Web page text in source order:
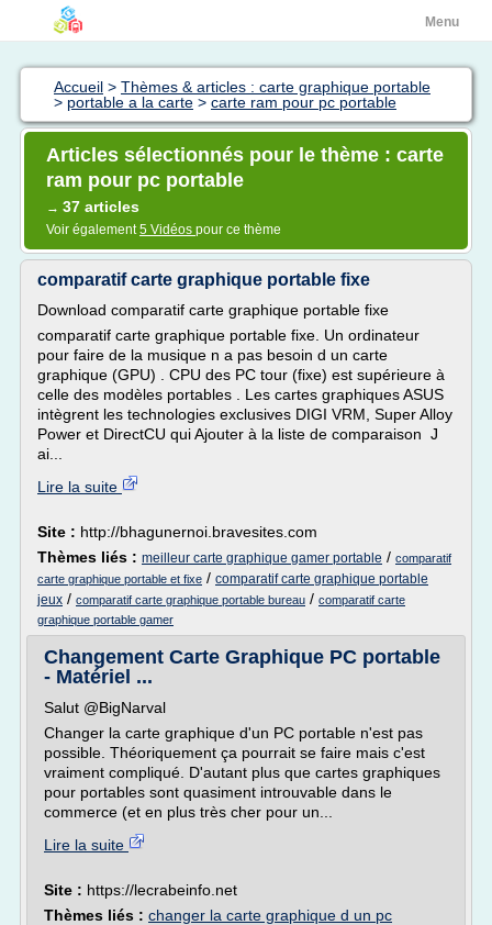
Menu
Accueil > Thèmes & articles : carte graphique portable
> portable a la carte > carte ram pour pc portable
Articles sélectionnés pour le thème : carte
ram pour pc portable
→ 37 articles
Voir également5 Vidéos pour ce thème
comparatif carte graphique portable fixe
Download comparatif carte graphique portable fixe
comparatif carte graphique portable fixe. Un ordinateur
pour faire de la musique n a pas besoin d un carte
graphique (GPU) . CPU des PC tour (fixe) est supérieure à
celle des modèles portables . Les cartes graphiques ASUS
intègrent les technologies exclusives DIGI VRM, Super Alloy
Power et DirectCU qui Ajouter à la liste de comparaison J
ai...
Lire la suite
Site : http://bhagunernoi.bravesites.com
Thèmes liés : meilleur carte graphique gamer portable / comparatif
carte graphique portable et fixe / comparatif carte graphique portable
jeux / comparatif carte graphique portable bureau / comparatif carte
graphique portable gamer
Changement Carte Graphique PC portable
- Matériel ...
Salut @BigNarval
Changer la carte graphique d'un PC portable n'est pas
possible. Théoriquement ça pourrait se faire mais c'est
vraiment compliqué. D'autant plus que cartes graphiques
pour portables sont quasiment introuvable dans le
commerce (et en plus très cher pour un...
Lire la suite
Site : https://lecrabeinfo.net
Thèmes liés : changer la carte graphique d un pc